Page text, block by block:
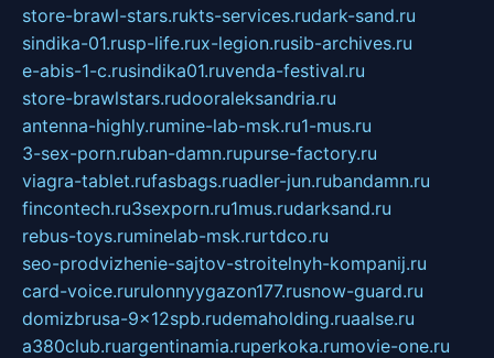
store-brawl-stars.rukts-services.rudark-sand.ru
sindika-01.rusp-life.rux-legion.rusib-archives.ru
e-abis-1-c.rusindika01.ruvenda-festival.ru
store-brawlstars.rudooraleksandria.ru
antenna-highly.rumine-lab-msk.ru1-mus.ru
3-sex-porn.ruban-damn.rupurse-factory.ru
viagra-tablet.rufasbags.ruadler-jun.rubandamn.ru
fincontech.ru3sexporn.ru1mus.rudarksand.ru
rebus-toys.ruminelab-msk.rurtdco.ru
seo-prodvizhenie-sajtov-stroitelnyh-kompanij.ru
card-voice.rurulonnyygazon177.rusnow-guard.ru
domizbrusa-9x12spb.rudemaholding.ruaalse.ru
a380club.ruargentinamia.ruperkoka.rumovie-one.ru